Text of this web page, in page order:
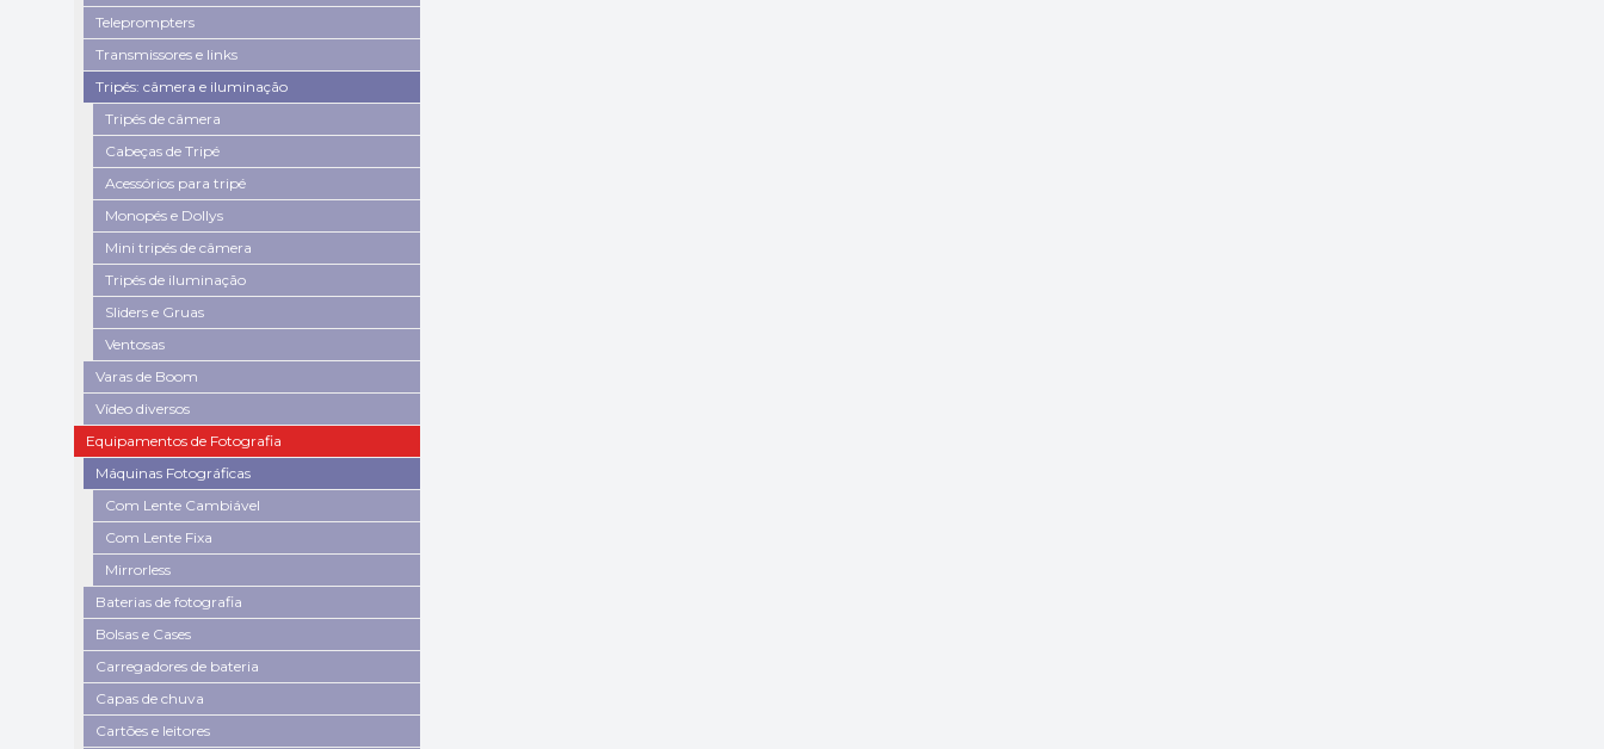
Teleprompters
Transmissores e links
Tripés: câmera e iluminação
Tripés de câmera
Cabeças de Tripé
Acessórios para tripé
Monopés e Dollys
Mini tripés de câmera
Tripés de iluminação
Sliders e Gruas
Ventosas
Varas de Boom
Vídeo diversos
Equipamentos de Fotografia
Máquinas Fotográficas
Com Lente Cambiável
Com Lente Fixa
Mirrorless
Baterias de fotografia
Bolsas e Cases
Carregadores de bateria
Capas de chuva
Cartões e leitores